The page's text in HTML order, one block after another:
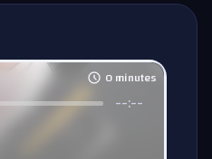
0minutes
--:--